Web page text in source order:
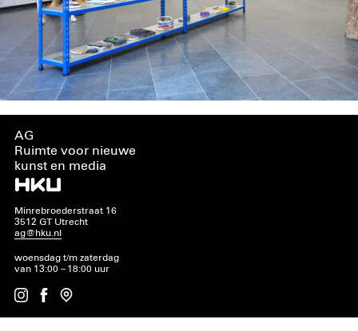
AG
Ruimte voor nieuwe
kunst en media
Minrebroederstraat 16
3512 GT Utrecht
ag@hku.nl
woensdag t/m zaterdag
van 13:00 – 18:00 uur